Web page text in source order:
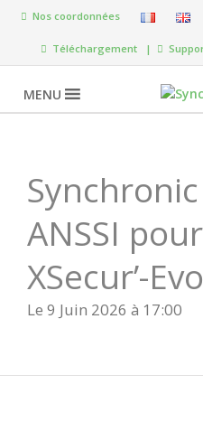
Nos coordonnées
Téléchargement |
MENU
ANSSI
XSecur’-Evo
Le 9 Juin 2026 à 17:00